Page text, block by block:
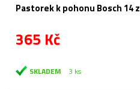
Pastorek k pohonu Bosch 14
365 Kč
SKLADEM 3 ks